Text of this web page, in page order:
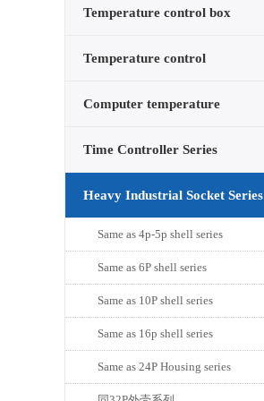
Temperature control box
series
Temperature control
card/watch core series
Computer temperature
control box series
Time Controller Series
Heavy Industrial Socket Series
Same as 4p-5p shell series
Same as 6P shell series
Same as 10P shell series
Same as 16p shell series
Same as 24P Housing series